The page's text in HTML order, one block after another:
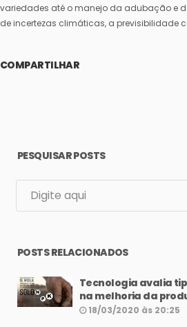
variedades até o manejo da adubação e
de incertezas climáticas, a previsibilidade
COMPARTILHAR
PESQUISAR POSTS
POSTS RELACIONADOS
Tecnologia avalia
na melhoria da
18/03/2020 às 20:25